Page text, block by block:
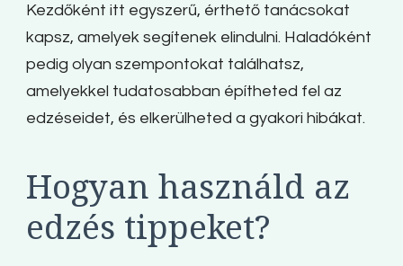
Kezdőként itt egyszerű, érthető tanácsokat
kapsz, amelyek segítenek elindulni. Haladóként
pedig olyan szempontokat találhatsz,
amelyekkel tudatosabban építheted fel az
edzéseidet, és elkerülheted a gyakori hibákat.
Hogyan használd az
edzés tippeket?